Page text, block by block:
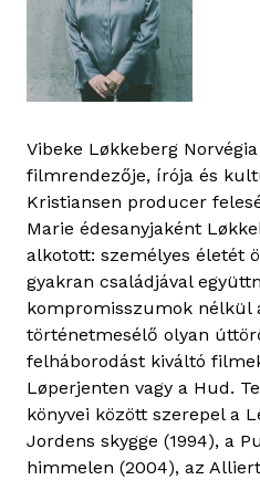
Vibeke Løkkeberg
filmrendezője, írója és
Kristiansen producer
Marie édesanyjaként
alkotott: személyes életét
gyakran családjával
kompromisszumok nélkül
történetmesélő olyan
felháborodást kiváltó
Løperjenten vagy a Hud.
könyvei között szerepel a
Jordens skygge (1994), a
himmelen (2004), az